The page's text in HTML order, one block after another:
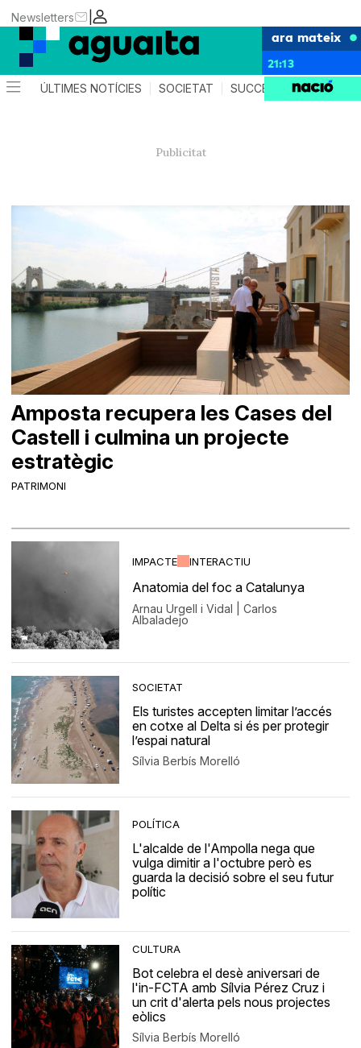
|
Newsletters
ara mateix
21:13
ÚLTIMES NOTÍCIES SOCIETAT SUCCESSOS AGENDA
PATRIMONI
Amposta recupera les Cases del
Castell i culmina un projecte
estratègic
IMPACTE INTERACTIU
Anatomia del foc a Catalunya
Arnau Urgell i Vidal | Carlos
Albaladejo
SOCIETAT
Els turistes accepten limitar l’accés
en cotxe al Delta si és per protegir
l’espai natural
Sílvia Berbís Morelló
POLÍTICA
L'alcalde de l'Ampolla nega que
vulga dimitir a l'octubre però es
guarda la decisió sobre el seu futur
polític
CULTURA
Bot celebra el desè aniversari de
l'in-FCTA amb Sílvia Pérez Cruz i
un crit d'alerta pels nous projectes
eòlics
Sílvia Berbís Morelló